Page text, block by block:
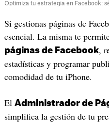
Optimiza tu estrategia en Facebook:
Si gestionas páginas de
esencial. La misma te
páginas de Facebook,
estadísticas y programar
comodidad de tu iPhone.
El Administrador de
simplifica la gestión de tu